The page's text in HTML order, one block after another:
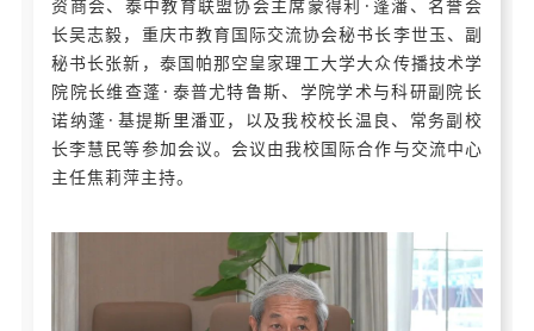
资商会、泰中教育联盟协会主席蒙得利·蓬潘、名誉会
长吴志毅，重庆市教育国际交流协会秘书长李世玉、副
秘书长张新，泰国帕那空皇家理工大学大众传播技术学
院院长维查蓬·泰普尤特鲁斯、学院学术与科研副院长
诺纳蓬·基提斯里潘亚，以及我校校长温良、常务副校
长李慧民等参加会议。会议由我校国际合作与交流中心
主任焦莉萍主持。